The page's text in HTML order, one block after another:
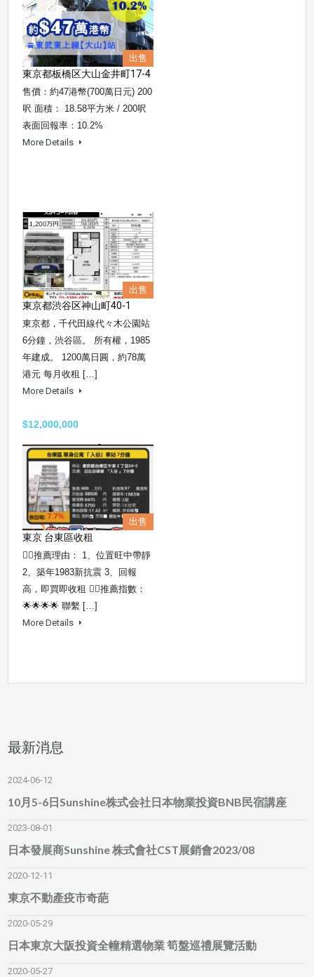
出售
東京都板橋区大山金井町17-4
售價：約47港幣(700萬日元) 200
呎 面積： 18.58平方米 / 200呎
表面回報率：10.2%
More Details
出售
東京都渋谷区神山町40-1
東京都，千代田線代々木公園站
6分鐘，渋谷區。 所有權，1985
年建成。 1200萬日圓，約78萬
港元 每月收租 […]
More Details
$12,000,000
出售
東京 台東區收租
👍🏼推薦理由： 1、位置旺中帶靜
2、築年1983新抗震 3、回報
高，即買即收租 👍🏻推薦指數：
🌟🌟🌟🌟 聯繫 […]
More Details
最新消息
2024-06-12
10月5-6日Sunshine株式会社日本物業投資BNB民宿講座
2023-08-01
日本發展商Sunshine 株式會社CST展銷會2023/08
2020-12-11
東京不動產疫市奇葩
2020-05-29
日本東京大阪投資全幢精選物業 筍盤巡禮展覽活動
2020-05-27